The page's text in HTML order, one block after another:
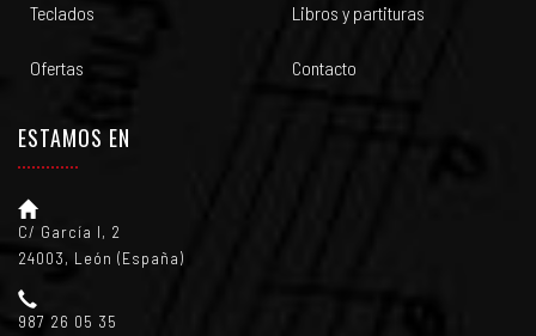
Teclados Libros y partituras
Ofertas Contacto
ESTAMOS EN
C/ García I, 2
24003, León (España)
987 26 05 35